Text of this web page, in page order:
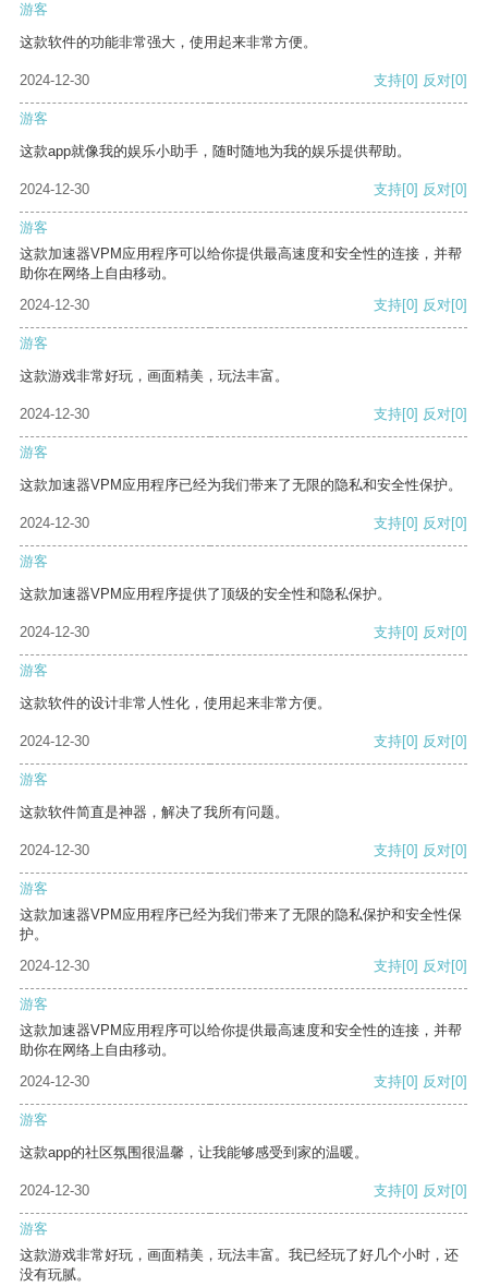
游客
这款软件的功能非常强大，使用起来非常方便。
2024-12-30 支持[0] 反对[0]
游客
这款app就像我的娱乐小助手，随时随地为我的娱乐提供帮助。
2024-12-30 支持[0] 反对[0]
游客
这款加速器VPM应用程序可以给你提供最高速度和安全性的连接，并帮
助你在网络上自由移动。
2024-12-30
支持[0] 反对[0]
游客
这款游戏非常好玩，画面精美，玩法丰富。
2024-12-30 支持[0] 反对[0]
游客
这款加速器VPM应用程序已经为我们带来了无限的隐私和安全性保护。
2024-12-30 支持[0] 反对[0]
游客
这款加速器VPM应用程序提供了顶级的安全性和隐私保护。
2024-12-30 支持[0] 反对[0]
游客
这款软件的设计非常人性化，使用起来非常方便。
2024-12-30 支持[0] 反对[0]
游客
这款软件简直是神器，解决了我所有问题。
2024-12-30 支持[0] 反对[0]
游客
这款加速器VPM应用程序已经为我们带来了无限的隐私保护和安全性保
护。
2024-12-30
支持[0] 反对[0]
游客
这款加速器VPM应用程序可以给你提供最高速度和安全性的连接，并帮
助你在网络上自由移动。
2024-12-30
支持[0] 反对[0]
游客
这款app的社区氛围很温馨，让我能够感受到家的温暖。
2024-12-30 支持[0] 反对[0]
游客
这款游戏非常好玩，画面精美，玩法丰富。我已经玩了好几个小时，还
没有玩腻。